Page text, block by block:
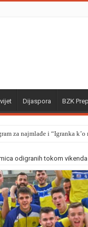
Dijaspora BZK
za najmlađe i “Igranka k’o
odigranih tokom vikenda